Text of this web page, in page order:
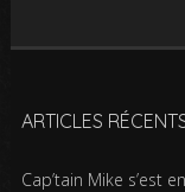
ARTICLES
Cap’tain Mike s’est